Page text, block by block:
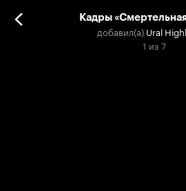
Кадры
добавил(а) Ural
1 из 7